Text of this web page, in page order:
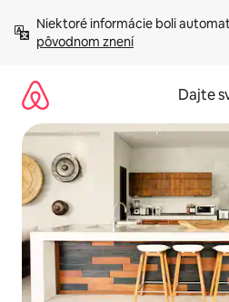
obsah.
Niektoré informácie boli
pôvodnom znení
Dajte